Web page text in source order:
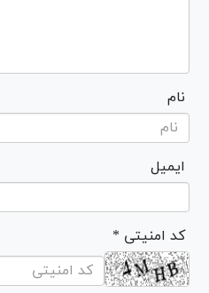
نام
ایمیل
* کد امنیتی